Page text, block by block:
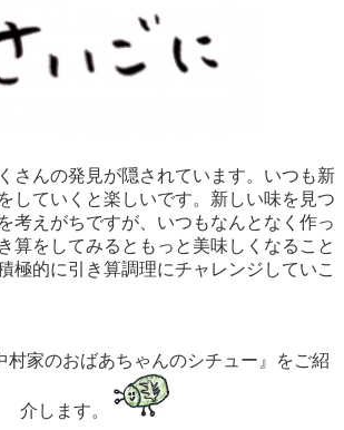
さんの発見が隠されています。いつも新
していくと楽しいです。新しい味を見つ
考えがちですが、いつもなんとなく作っ
算をしてみるともっと美味しくなること
極的に引き算調理にチャレンジしていこ
村家のおばあちゃんのシチュー』をご紹
介します。